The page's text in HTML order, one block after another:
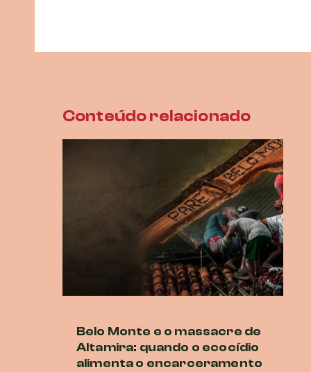
Conteúdo relacionado
Belo Monte e o massacre de
Altamira: quando o ecocídio
alimenta o encarceramento